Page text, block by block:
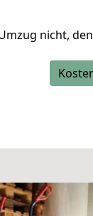
nicht,